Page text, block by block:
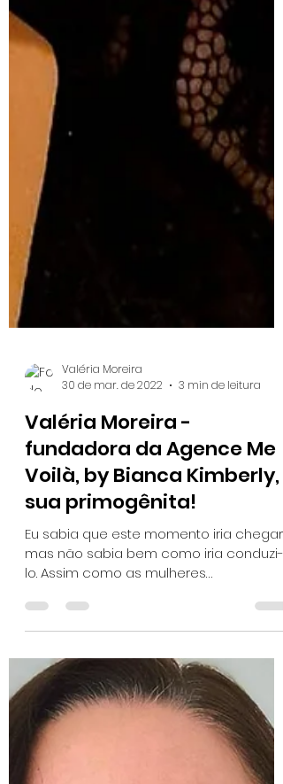
Valéria Moreira
30 de mar. de 2022
3 min de leitura
Valéria Moreira -
fundadora da Agence Me
Voilà, by Bianca Kimberly,
Eu sabia que este momento iria chegar,
mas não sabia bem como iria conduzi-
lo. Assim como as mulheres
apresentadas ao longo deste mês,...